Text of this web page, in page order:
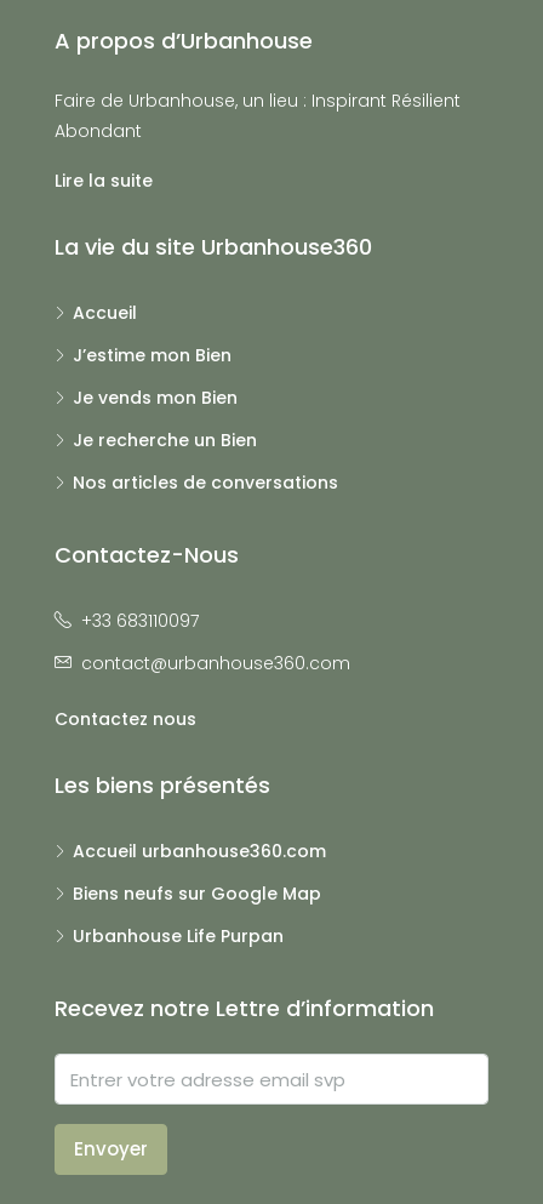
A propos d’Urbanhouse
Faire de Urbanhouse, un lieu : Inspirant Résilient
Abondant
Lire la suite
La vie du site Urbanhouse360
Accueil
J’estime mon Bien
Je vends mon Bien
Je recherche un Bien
Nos articles de conversations
Contactez-Nous
+33 683110097
contact@urbanhouse360.com
Contactez nous
Les biens présentés
Accueil urbanhouse360.com
Biens neufs sur Google Map
Urbanhouse Life Purpan
Recevez notre Lettre d’information
Envoyer